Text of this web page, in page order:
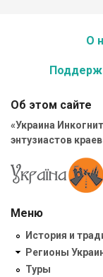
О
Об этом сайте
«Украина
энтузиастов
Меню
История и
Регионы
Туры